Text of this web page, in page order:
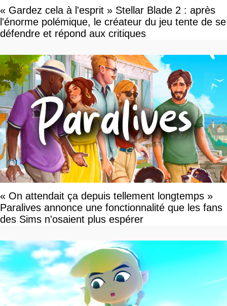
« Gardez cela à l'esprit » Stellar Blade 2 : après
l'énorme polémique, le créateur du jeu tente de se
défendre et répond aux critiques
« On attendait ça depuis tellement longtemps »
Paralives annonce une fonctionnalité que les fans
des Sims n'osaient plus espérer